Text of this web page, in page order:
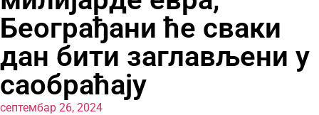
Београђани ће сваки
дан бити заглављени у
саобраћају
септембар 26, 2024